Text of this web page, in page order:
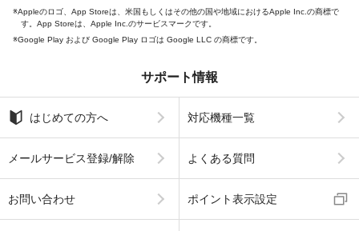
Appleのロゴ、App Storeは、米国もしくはその他の国や地域におけるApple Inc.の商標で
す。App Storeは、Apple Inc.のサービスマークです。
Google Play および Google Play ロゴは Google LLC の商標です。
サポート情報
はじめての方へ 対応機種一覧
メールサービス登録/解除 よくある質問
お問い合わせ ポイント表示設定